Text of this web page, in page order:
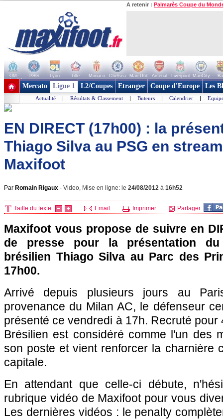
A retenir : Palmarès Coupe du
OM PSG Lyon Lille Monaco Chelsea Man Utd Arsenal Liverpool ManCity
+ de clubs
Mercato Ligue 1 L2/Coupes Etranger Coupe d'Europe Les
Actualité | Résultats & Classement | Buteurs | Calendrier |
EN DIRECT (17h00) : la
Thiago Silva au PSG en
Maxifoot
Par Romain Rigaux - Video, Mise en ligne: le 24/08/2012 à 16h52
Taille du texte: Email Imprimer Partager:
Maxifoot vous propose de suivre en
de presse pour la présentation du
brésilien Thiago Silva au Parc des
17h00.
Arrivé depuis plusieurs jours au
provenance du Milan AC, le défenseur
présenté ce vendredi à 17h. Recruté pour
Brésilien est considéré comme l'un des
son poste et vient renforcer la charnière
capitale.
En attendant que celle-ci débute,
rubrique vidéo de Maxifoot pour vous
Les dernières vidéos : le penalty